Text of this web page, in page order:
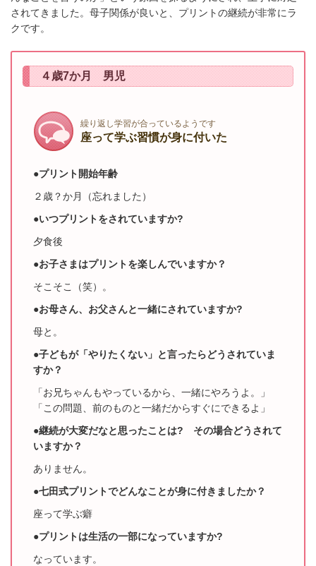
されてきました。母子関係が良いと、プリントの継続が非常にラ
クです。
４歳7か月 男児
繰り返し学習が合っているようです
座って学ぶ習慣が身に付いた
●プリント開始年齢
２歳？か月（忘れました）
●いつプリントをされていますか?
夕食後
●お子さまはプリントを楽しんでいますか？
そこそこ（笑）
。
●お母さん、お父さんと一緒にされていますか?
母と。
●子どもが「やりたくない」と言ったらどうされていま
すか？
「お兄ちゃんもやっているから、一緒にやろうよ。」
「この問題、前のものと一緒だからすぐにできるよ」
●継続が大変だなと思ったことは? その場合どうされて
いますか？
ありません。
●七田式プリントでどんなことが身に付きましたか？
座って学ぶ癖
●プリントは生活の一部になっていますか?
なっています。